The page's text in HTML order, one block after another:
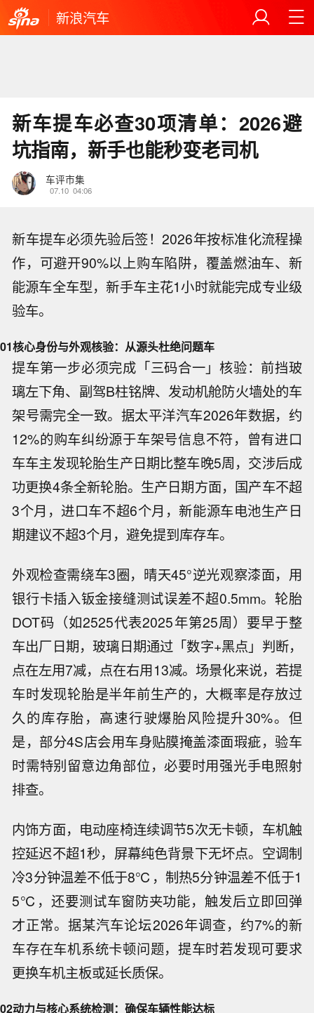
新浪汽车
新车提车必查30项清单：2026避
坑指南，新手也能秒变老司机
车评市集
07.10 04:06
新车提车必须先验后签！2026年按标准化流程操
作，可避开90%以上购车陷阱，覆盖燃油车、新
能源车全车型，新手车主花1小时就能完成专业级
验车。
01核心身份与外观核验：从源头杜绝问题车
提车第一步必须完成「三码合一」核验：前挡玻
璃左下角、副驾B柱铭牌、发动机舱防火墙处的车
架号需完全一致。据太平洋汽车2026年数据，约
12%的购车纠纷源于车架号信息不符，曾有进口
车车主发现轮胎生产日期比整车晚5周，交涉后成
功更换4条全新轮胎。生产日期方面，国产车不超
3个月，进口车不超6个月，新能源车电池生产日
期建议不超3个月，避免提到库存车。
外观检查需绕车3圈，晴天45°逆光观察漆面，用
银行卡插入钣金接缝测试误差不超0.5mm。轮胎
DOT码（如2525代表2025年第25周）要早于整
车出厂日期，玻璃日期通过「数字+黑点」判断，
点在左用7减，点在右用13减。场景化来说，若提
车时发现轮胎是半年前生产的，大概率是存放过
久的库存胎，高速行驶爆胎风险提升30%。但
是，部分4S店会用车身贴膜掩盖漆面瑕疵，验车
时需特别留意边角部位，必要时用强光手电照射
排查。
内饰方面，电动座椅连续调节5次无卡顿，车机触
控延迟不超1秒，屏幕纯色背景下无坏点。空调制
冷3分钟温差不低于8℃，制热5分钟温差不低于1
5℃，还要测试车窗防夹功能，触发后立即回弹
才正常。据某汽车论坛2026年调查，约7%的新
车存在车机系统卡顿问题，提车时若发现可要求
更换车机主板或延长质保。
02动力与核心系统检测：确保车辆性能达标